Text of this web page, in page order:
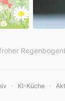
· KI-Küche ·